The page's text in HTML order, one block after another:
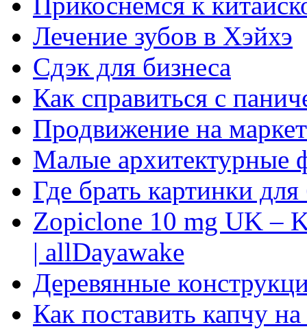
Лечение зубов в Хэйхэ
Сдэк для бизнеса
Как справиться с
Продвижение на
Малые архитектурные
Где брать картинки
Zopiclone 10 mg UK –
| allDayawake
Деревянные
Как поставить капчу